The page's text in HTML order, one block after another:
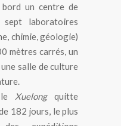
un centre de
laboratoires
chimie, géologie)
mètres carrés, un
salle de culture
Xuelongquitte
182 jours, le plus